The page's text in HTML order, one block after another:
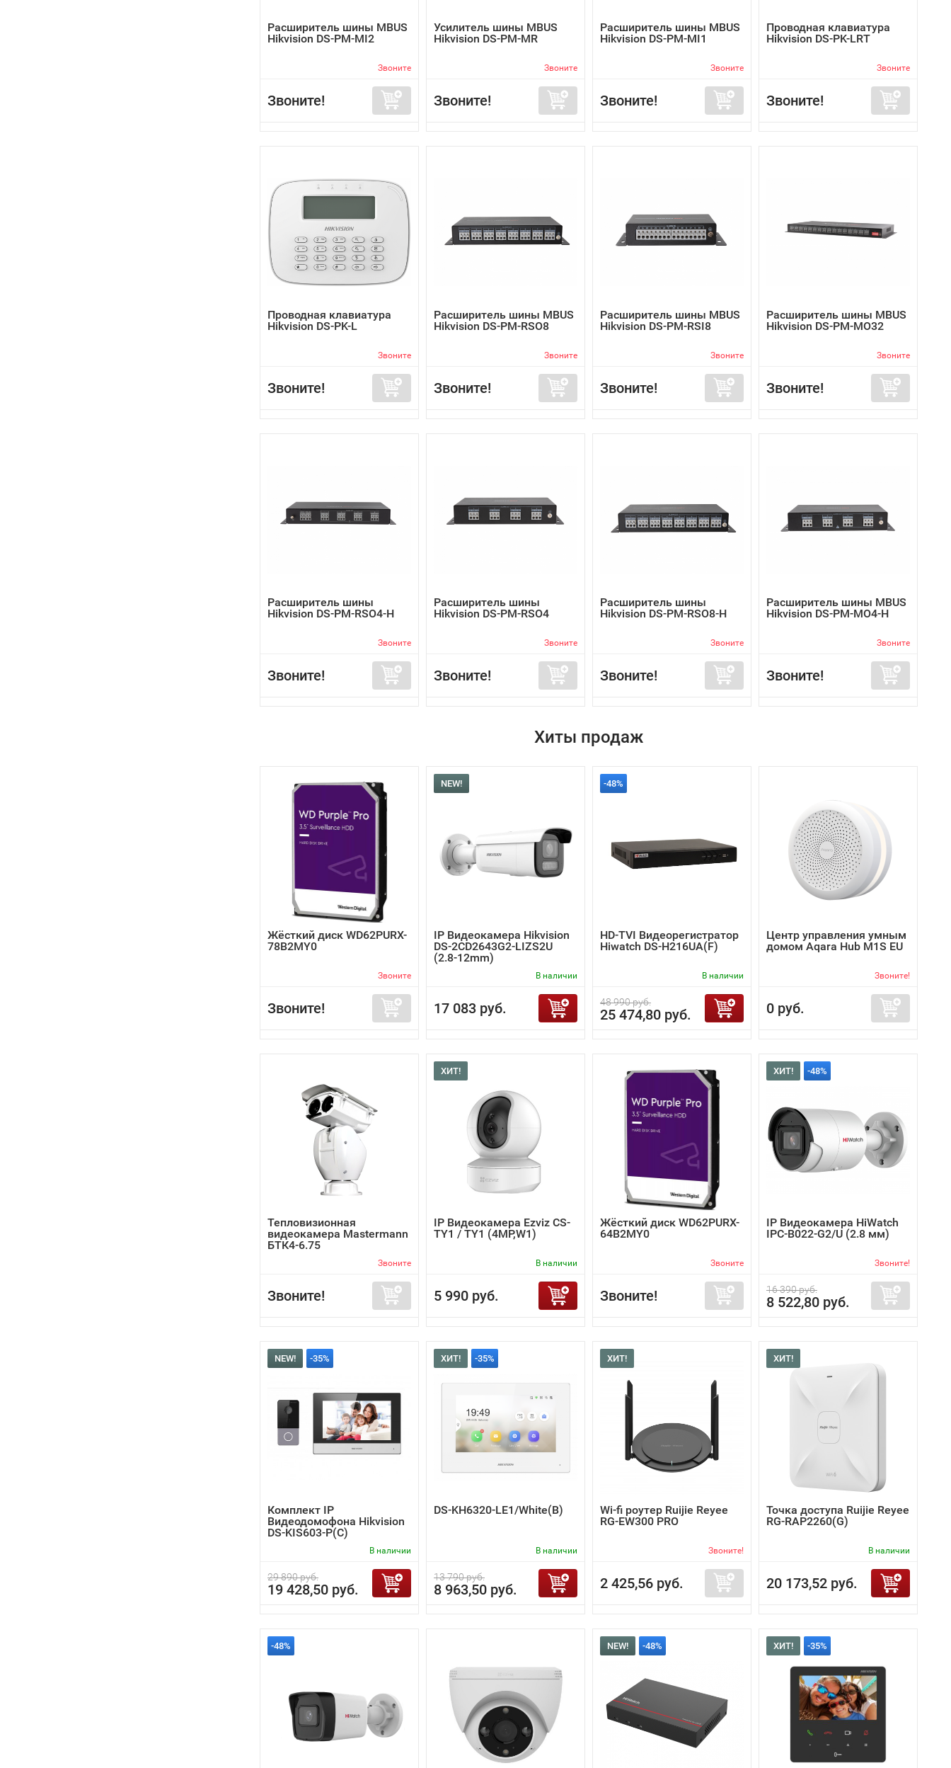
Расширитель шины MBUS
Hikvision DS-PM-MI2
Звоните
Звоните!
Усилитель шины MBUS
Hikvision DS-PM-MR
Звоните
Звоните!
Расширитель шины MBUS
Hikvision DS-PM-MI1
Звоните
Звоните!
Проводная клавиатура
Hikvision DS-PK-LRT
Звоните
Звоните!
Проводная клавиатура
Hikvision DS-PK-L
Звоните
Звоните!
Расширитель шины MBUS
Hikvision DS-PM-RSO8
Звоните
Звоните!
Расширитель шины MBUS
Hikvision DS-PM-RSI8
Звоните
Звоните!
Расширитель шины MBUS
Hikvision DS-PM-MO32
Звоните
Звоните!
Расширитель шины
Hikvision DS-PM-RSO4-H
Звоните
Звоните!
Расширитель шины
Hikvision DS-PM-RSO4
Звоните
Звоните!
Расширитель шины
Hikvision DS-PM-RSO8-H
Звоните
Звоните!
Расширитель шины MBUS
Hikvision DS-PM-MO4-H
Звоните
Звоните!
Хиты продаж
Жёсткий диск WD62PURX-
78B2MY0
Звоните
Звоните!
NEW!
IP Видеокамера Hikvision
DS-2CD2643G2-LIZS2U
(2.8-12mm)
В наличии
17 083 руб.
-48%
HD-TVI Видеорегистратор
Hiwatch DS-H216UA(F)
В наличии
48 990 руб.
25 474,80 руб.
Центр управления умным
домом Aqara Hub M1S EU
Звоните!
0 руб.
Тепловизионная
видеокамера Mastermann
БТК4-6.75
Звоните
Звоните!
ХИТ!
IP Видеокамера Ezviz CS-
TY1 / TY1 (4MP,W1)
В наличии
5 990 руб.
Жёсткий диск WD62PURX-
64B2MY0
Звоните
Звоните!
ХИТ! -48%
IP Видеокамера HiWatch
IPC-B022-G2/U (2.8 мм)
Звоните!
16 390 руб.
8 522,80 руб.
NEW! -35%
Комплект IP
Видеодомофона Hikvision
DS-KIS603-P(C)
В наличии
29 890 руб.
19 428,50 руб.
ХИТ! -35%
DS-KH6320-LE1/White(B)
В наличии
13 790 руб.
8 963,50 руб.
ХИТ!
Wi-fi роутер Ruijie Reyee
RG-EW300 PRO
Звоните!
2 425,56 руб.
ХИТ!
Точка доступа Ruijie Reyee
RG-RAP2260(G)
В наличии
20 173,52 руб.
-48% NEW! -48% ХИТ! -35%